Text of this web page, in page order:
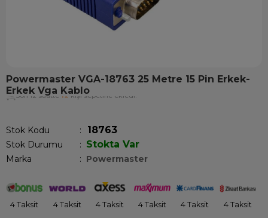
Powermaster VGA-18763 25 Metre 15 Pin Erkek-
Erkek Vga Kablo
kişi sepetine ekledi!
Stok Kodu 18763
Stok Durumu : Stokta Var
Marka : Powermaster
4 Taksit 4 Taksit 4 Taksit 4 Taksit 4 Taksit 4 Taksit